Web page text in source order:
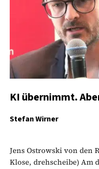
KI übernimmt.
Stefan Wirner
Jens Ostrowski von den
Klose, drehscheibe) Am